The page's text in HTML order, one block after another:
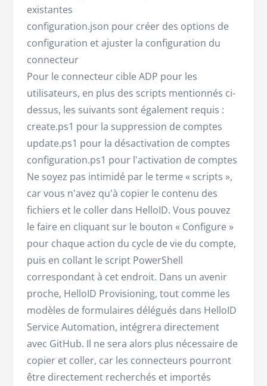
existantes
configuration.json pour créer des options de
configuration et ajuster la configuration du
connecteur
Pour le connecteur cible ADP pour les
utilisateurs, en plus des scripts mentionnés ci-
dessus, les suivants sont également requis :
create.ps1 pour la suppression de comptes
update.ps1 pour la désactivation de comptes
configuration.ps1 pour l'activation de comptes
Ne soyez pas intimidé par le terme « scripts »,
car vous n'avez qu'à copier le contenu des
fichiers et le coller dans HelloID. Vous pouvez
le faire en cliquant sur le bouton « Configure »
pour chaque action du cycle de vie du compte,
puis en collant le script PowerShell
correspondant à cet endroit. Dans un avenir
proche, HelloID Provisioning, tout comme les
modèles de formulaires délégués dans HelloID
Service Automation, intégrera directement
avec GitHub. Il ne sera alors plus nécessaire de
copier et coller, car les connecteurs pourront
être directement recherchés et importés